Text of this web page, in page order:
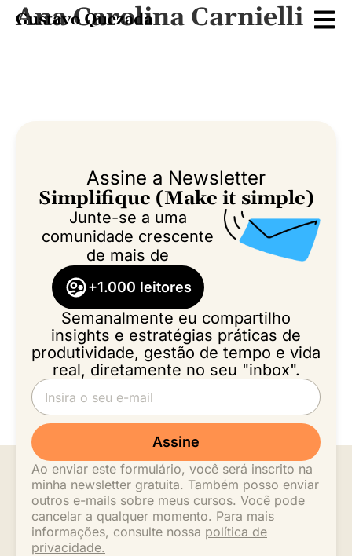
Ana Carolina Carnielli
Assine a Newsletter
Simplifique (Make it simple)
Junte-se a uma
comunidade crescente
de mais de
+1.000 leitores
Semanalmente eu compartilho
insights e estratégias práticas de
produtividade, gestão de tempo e vida
real, diretamente no seu "inbox".
Assine
Ao enviar este formulário, você será inscrito na
minha newsletter gratuita. Também posso enviar
outros e-mails sobre meus cursos. Você pode
cancelar a qualquer momento. Para mais
informações, consulte nossa política de
privacidade.